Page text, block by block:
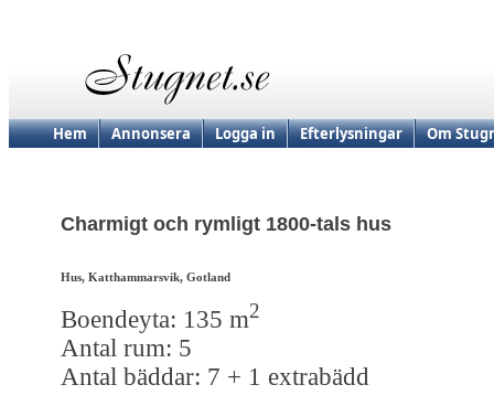
Hem Annonsera Logga in Efterlysningar Om
Charmigt och rymligt 1800-tals hus
Hus, Katthammarsvik, Gotland
Boendeyta: 135 m2
Antal rum: 5
Antal bäddar: 7 + 1 extrabädd